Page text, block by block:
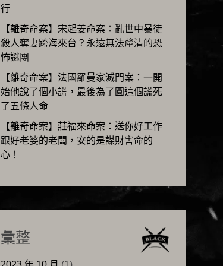
行
【離奇命案】宋起姜命案：亂世中暴徒
殺人奪妻跨海來台？永遠無法釐清的恐
怖謎團
【離奇命案】法國羅曼家滅門案：一開
始他說了個小謊，最後為了圓這個謊死
了五條人命
【離奇命案】莊福來命案：送你好工作
跟好老婆的老闆，安的是謀財害命的
心！
彙整